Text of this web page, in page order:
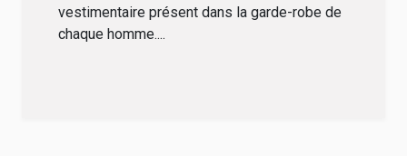
vestimentaire présent dans la garde-robe de
chaque homme....